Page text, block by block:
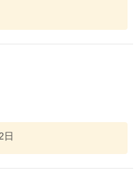
日